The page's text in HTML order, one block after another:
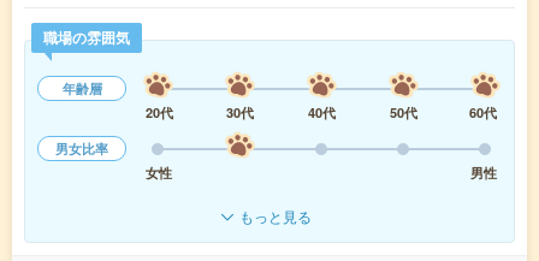
職場の雰囲気
年齢層
20代
30代 40代 50代
60代
男女比率
女性
男性
もっと見る